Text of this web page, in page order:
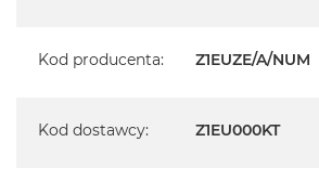
producenta
serwisowym Apple na terenie całego
Kod producenta: Z1EUZE/A/NUM
Kod dostawcy: Z1EU000KT